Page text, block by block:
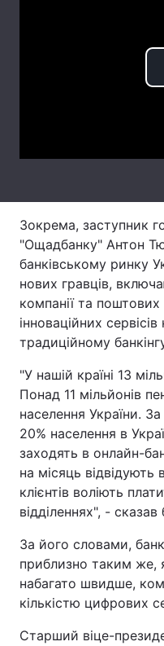
Послуги
Тема оформлення
Зокрема, заступник
"Ощадбанку" Антон
банківському ринку
нових гравців,
компанії та
інноваційних
традиційному
"У нашій країні 13
Понад 11 мільйонів
населення України.
20% населення в
заходять в онлайн-
на місяць відвідують
клієнтів воліють
відділеннях", - сказав
За його словами,
приблизно таким же,
набагато швидше,
кількістю цифрових
Старший віце-